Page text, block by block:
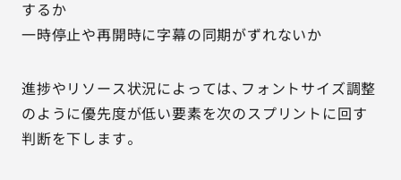
するか
一時停止や再開時に字幕の同期がずれないか
進捗やリソース状況によっては、フォントサイズ調整
のように優先度が低い要素を次のスプリントに回す
判断を下します。